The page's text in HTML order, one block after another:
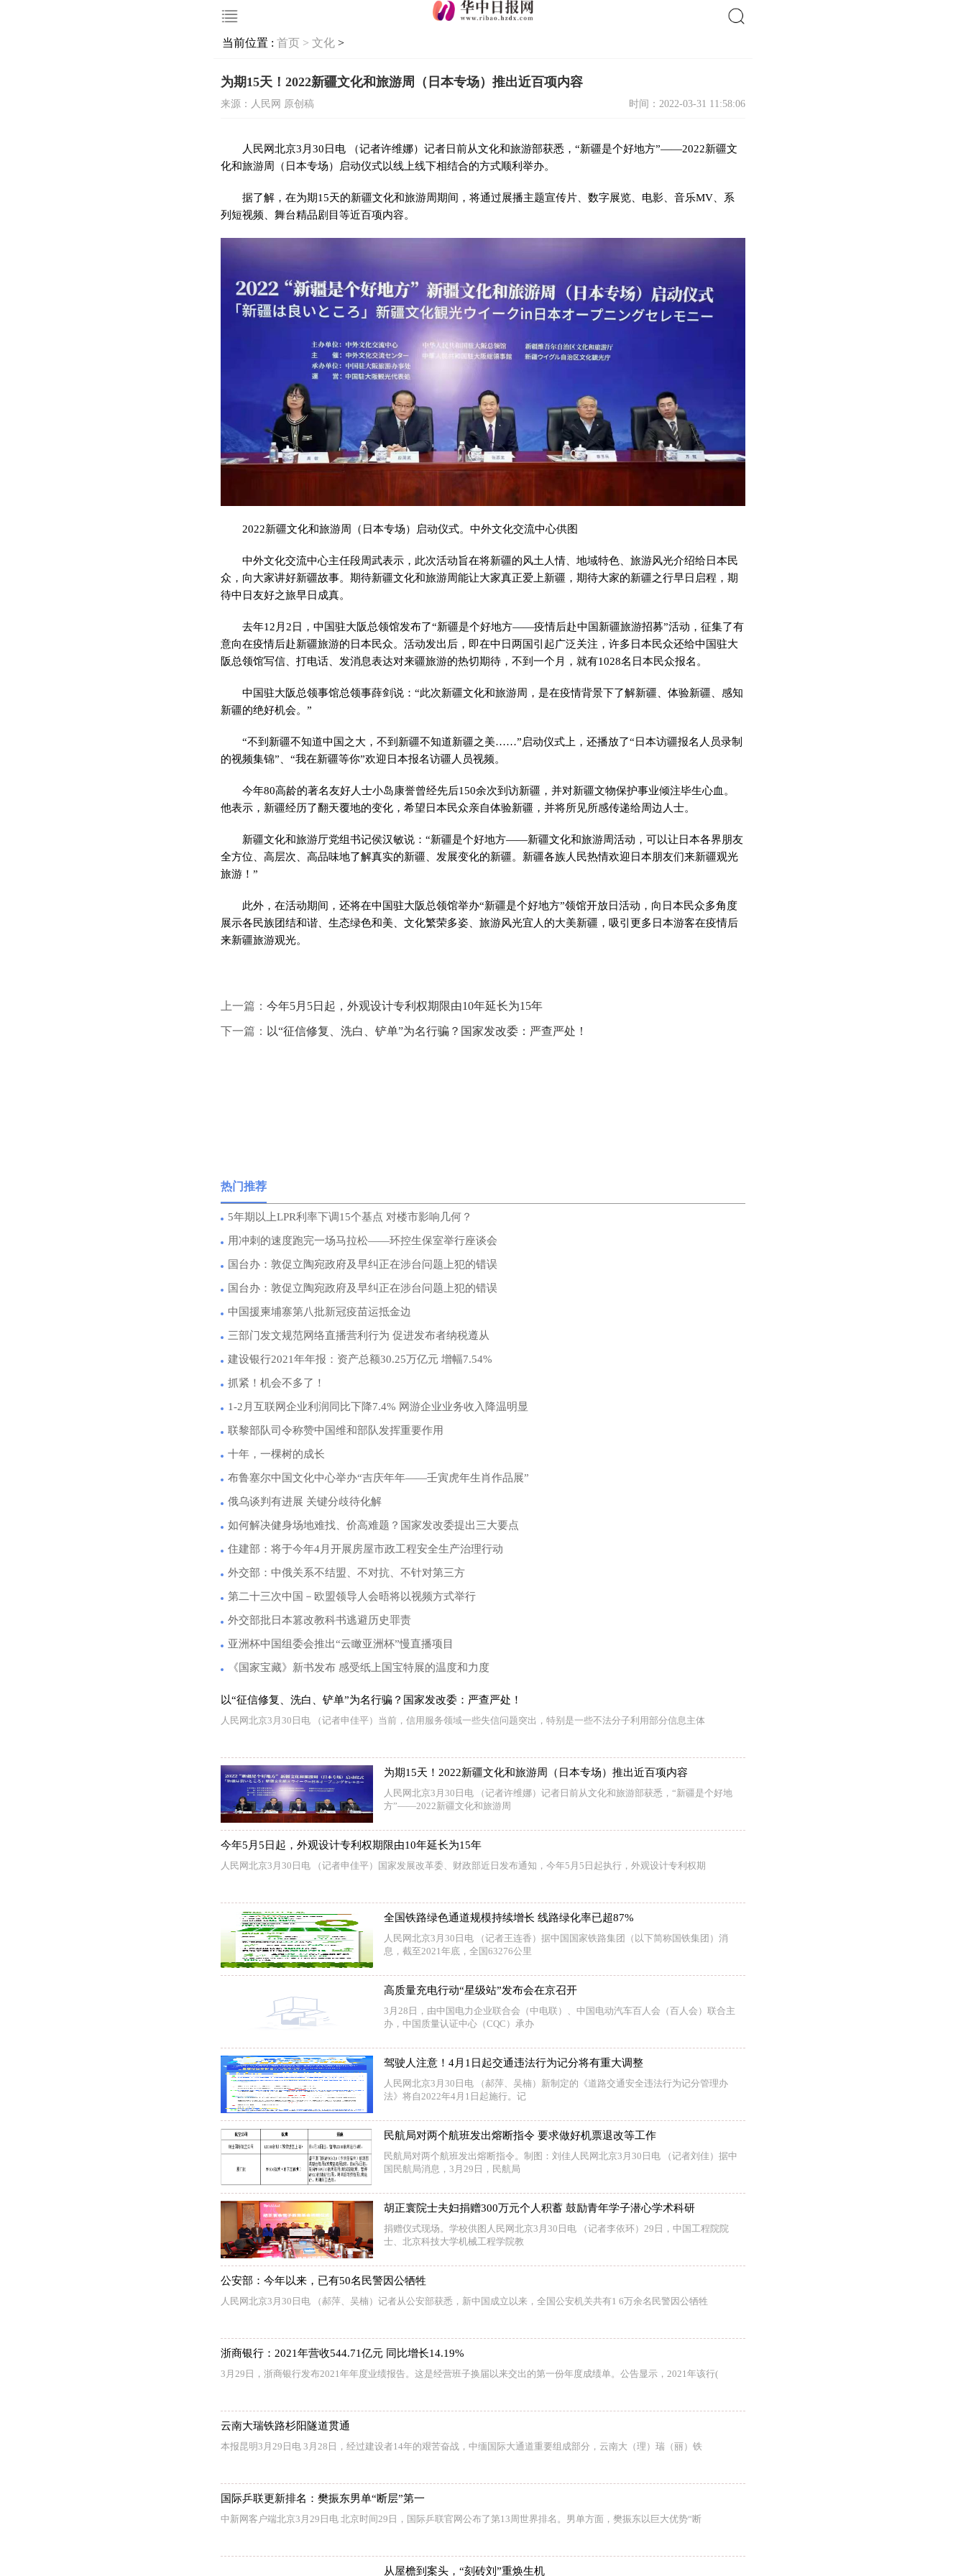
当前位置 : 首页 > 文化 >
为期15天！2022新疆文化和旅游周（日本专场）推出近百项内容
来源：人民网 原创稿 时间：2022-03-31 11:58:06
人民网北京3月30日电 （记者许维娜）记者日前从文化和旅游部获悉，“新疆是个好地方”——2022新疆文
化和旅游周（日本专场）启动仪式以线上线下相结合的方式顺利举办。
据了解，在为期15天的新疆文化和旅游周期间，将通过展播主题宣传片、数字展览、电影、音乐MV、系
列短视频、舞台精品剧目等近百项内容。
2022新疆文化和旅游周（日本专场）启动仪式。中外文化交流中心供图
中外文化交流中心主任段周武表示，此次活动旨在将新疆的风土人情、地域特色、旅游风光介绍给日本民
众，向大家讲好新疆故事。期待新疆文化和旅游周能让大家真正爱上新疆，期待大家的新疆之行早日启程，期
待中日友好之旅早日成真。
去年12月2日，中国驻大阪总领馆发布了“新疆是个好地方——疫情后赴中国新疆旅游招募”活动，征集了有
意向在疫情后赴新疆旅游的日本民众。活动发出后，即在中日两国引起广泛关注，许多日本民众还给中国驻大
阪总领馆写信、打电话、发消息表达对来疆旅游的热切期待，不到一个月，就有1028名日本民众报名。
中国驻大阪总领事馆总领事薛剑说：“此次新疆文化和旅游周，是在疫情背景下了解新疆、体验新疆、感知
新疆的绝好机会。”
“不到新疆不知道中国之大，不到新疆不知道新疆之美……”启动仪式上，还播放了“日本访疆报名人员录制
的视频集锦”、“我在新疆等你”欢迎日本报名访疆人员视频。
今年80高龄的著名友好人士小岛康誉曾经先后150余次到访新疆，并对新疆文物保护事业倾注毕生心血。
他表示，新疆经历了翻天覆地的变化，希望日本民众亲自体验新疆，并将所见所感传递给周边人士。
新疆文化和旅游厅党组书记侯汉敏说：“新疆是个好地方——新疆文化和旅游周活动，可以让日本各界朋友
全方位、高层次、高品味地了解真实的新疆、发展变化的新疆。新疆各族人民热情欢迎日本朋友们来新疆观光
旅游！”
此外，在活动期间，还将在中国驻大阪总领馆举办“新疆是个好地方”领馆开放日活动，向日本民众多角度
展示各民族团结和谐、生态绿色和美、文化繁荣多姿、旅游风光宜人的大美新疆，吸引更多日本游客在疫情后
来新疆旅游观光。
上一篇： 今年5月5日起，外观设计专利权期限由10年延长为15年
下一篇： 以“征信修复、洗白、铲单”为名行骗？国家发改委：严查严处！
热门推荐
5年期以上LPR利率下调15个基点 对楼市影响几何？
用冲刺的速度跑完一场马拉松——环控生保室举行座谈会
国台办：敦促立陶宛政府及早纠正在涉台问题上犯的错误
国台办：敦促立陶宛政府及早纠正在涉台问题上犯的错误
中国援柬埔寨第八批新冠疫苗运抵金边
三部门发文规范网络直播营利行为 促进发布者纳税遵从
建设银行2021年年报：资产总额30.25万亿元 增幅7.54%
抓紧！机会不多了！
1-2月互联网企业利润同比下降7.4% 网游企业业务收入降温明显
联黎部队司令称赞中国维和部队发挥重要作用
十年，一棵树的成长
布鲁塞尔中国文化中心举办“吉庆年年——壬寅虎年生肖作品展”
俄乌谈判有进展 关键分歧待化解
如何解决健身场地难找、价高难题？国家发改委提出三大要点
住建部：将于今年4月开展房屋市政工程安全生产治理行动
外交部：中俄关系不结盟、不对抗、不针对第三方
第二十三次中国－欧盟领导人会晤将以视频方式举行
外交部批日本篡改教科书逃避历史罪责
亚洲杯中国组委会推出“云瞰亚洲杯”慢直播项目
《国家宝藏》新书发布 感受纸上国宝特展的温度和力度
以“征信修复、洗白、铲单”为名行骗？国家发改委：严查严处！
人民网北京3月30日电 （记者申佳平）当前，信用服务领域一些失信问题突出，特别是一些不法分子利用部分信息主体
为期15天！2022新疆文化和旅游周（日本专场）推出近百项内容
人民网北京3月30日电 （记者许维娜）记者日前从文化和旅游部获悉，“新疆是个好地
方”——2022新疆文化和旅游周
今年5月5日起，外观设计专利权期限由10年延长为15年
人民网北京3月30日电 （记者申佳平）国家发展改革委、财政部近日发布通知，今年5月5日起执行，外观设计专利权期
全国铁路绿色通道规模持续增长 线路绿化率已超87%
人民网北京3月30日电 （记者王连香）据中国国家铁路集团（以下简称国铁集团）消
息，截至2021年底，全国63276公里
高质量充电行动“星级站”发布会在京召开
3月28日，由中国电力企业联合会（中电联）、中国电动汽车百人会（百人会）联合主
办，中国质量认证中心（CQC）承办
驾驶人注意！4月1日起交通违法行为记分将有重大调整
人民网北京3月30日电 （郝萍、吴楠）新制定的《道路交通安全违法行为记分管理办
法》将自2022年4月1日起施行。记
民航局对两个航班发出熔断指令 要求做好机票退改等工作
民航局对两个航班发出熔断指令。制图：刘佳人民网北京3月30日电 （记者刘佳）据中
国民航局消息，3月29日，民航局
胡正寰院士夫妇捐赠300万元个人积蓄 鼓励青年学子潜心学术科研
捐赠仪式现场。学校供图人民网北京3月30日电 （记者李依环）29日，中国工程院院
士、北京科技大学机械工程学院教
公安部：今年以来，已有50名民警因公牺牲
人民网北京3月30日电 （郝萍、吴楠）记者从公安部获悉，新中国成立以来，全国公安机关共有1 6万余名民警因公牺牲
浙商银行：2021年营收544.71亿元 同比增长14.19%
3月29日，浙商银行发布2021年年度业绩报告。这是经营班子换届以来交出的第一份年度成绩单。公告显示，2021年该行(
云南大瑞铁路杉阳隧道贯通
本报昆明3月29日电 3月28日，经过建设者14年的艰苦奋战，中缅国际大通道重要组成部分，云南大（理）瑞（丽）铁
国际乒联更新排名：樊振东男单“断层”第一
中新网客户端北京3月29日电 北京时间29日，国际乒联官网公布了第13周世界排名。男单方面，樊振东以巨大优势“断
从屋檐到案头，“刻砖刘”重焕生机